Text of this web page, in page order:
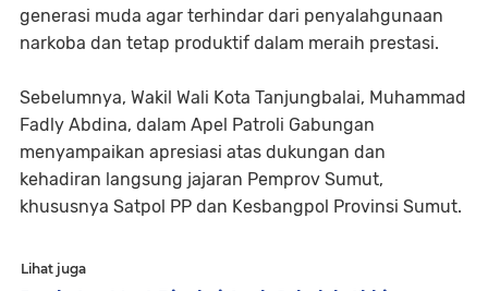
generasi muda agar terhindar dari penyalahgunaan
narkoba dan tetap produktif dalam meraih prestasi.
Sebelumnya, Wakil Wali Kota Tanjungbalai, Muhammad
Fadly Abdina, dalam Apel Patroli Gabungan
menyampaikan apresiasi atas dukungan dan
kehadiran langsung jajaran Pemprov Sumut,
khususnya Satpol PP dan Kesbangpol Provinsi Sumut.
Lihat juga